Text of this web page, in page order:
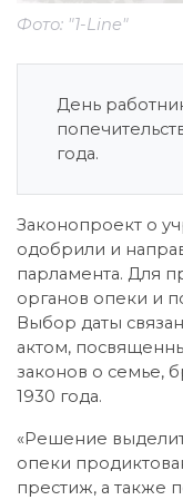
Фото: "1-Line"
День
года.
Законопроект о
одобрили и
парламента. Для
органов опеки и
Выбор даты
актом,
законов о семье,
1930 года.
«Решение
опеки
престиж, а также